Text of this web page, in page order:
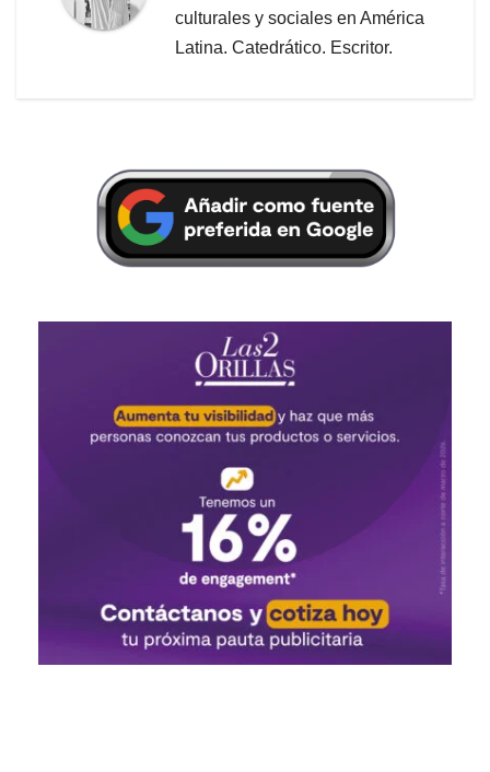
culturales y sociales en América
Latina. Catedrático. Escritor.